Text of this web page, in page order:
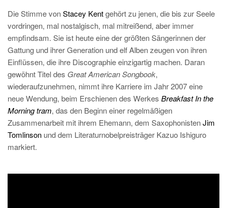
Die Stimme vonStacey Kentgehört zu jenen, die bis zur Seele
vordringen, mal nostalgisch, mal mitreißend, aber immer
empfindsam. Sie ist heute eine der größten Sängerinnen der
Gattung und ihrer Generation und elf Alben zeugen von ihren
Einflüssen, die ihre Discographie einzigartig machen. Daran
gewöhnt Titel des Great American Songbook,
wiederaufzunehmen, nimmt ihre Karriere im Jahr 2007 eine
neue Wendung, beim Erschienen des Werkes Breakfast In the
Morning tram, das den Beginn einer regelmäßigen
Zusammenarbeit mit ihrem Ehemann, dem SaxophonistenJim
Tomlinson und dem Literaturnobelpreisträger Kazuo Ishiguro
markiert.